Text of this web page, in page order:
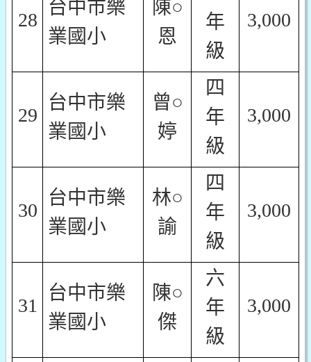
28
台中市樂
業國小
陳○
恩
年
級
3,000
29
台中市樂
業國小
曾○
婷
四
年
級
3,000
30
台中市樂
業國小
林○
諭
四
年
級
3,000
31
台中市樂
業國小
陳○
傑
六
年
級
3,000